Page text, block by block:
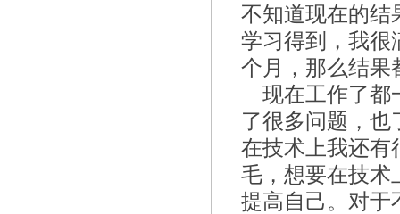
不知道现在的结
学习得到，我很
个月，那么结果
现在工作了都
了很多问题，也
在技术上我还有
毛，想要在技术
提高自己。对于